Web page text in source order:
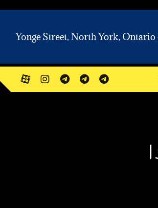
Yonge Street, North York, Ontario